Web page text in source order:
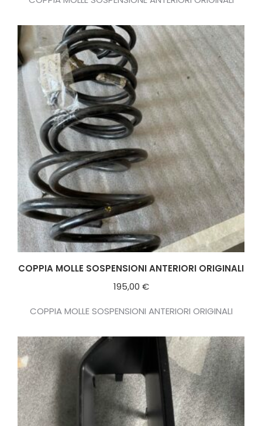
COPPIA MOLLE SOSPENSIONI ANTERIORI ORIGINALI
195,00 €
COPPIA MOLLE SOSPENSIONI ANTERIORI ORIGINALI